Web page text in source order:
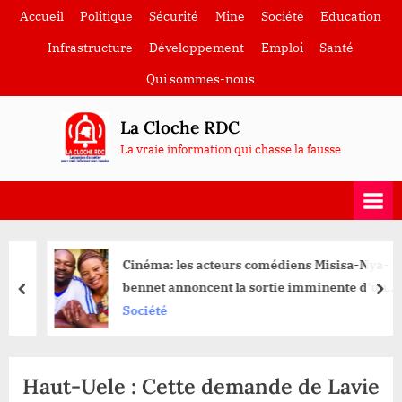
SkipAccueil Politique Sécurité Mine Société
Education
Infrastructure
Développement Emploi
Santé
Qui sommes-nous
La Cloche RDC
La vraie information qui chasse la fausse
Cinéma: les acteurs comédiens Misisa-Nya-
bennet annoncent la sortie imminente d’un
nouveau film à Durba
Société
prev
Haut-Uele : Cette demande de Lavie